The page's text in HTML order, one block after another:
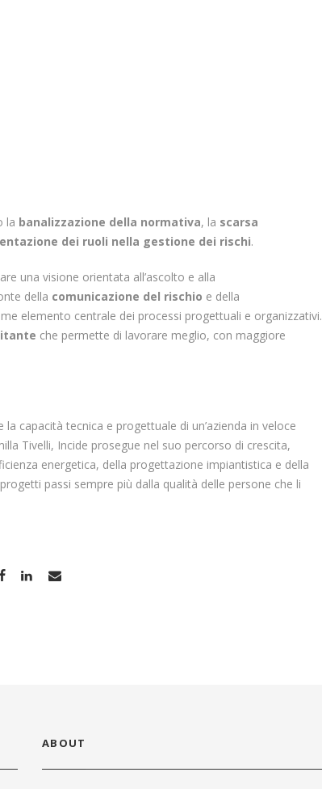
la banalizzazione della normativa, la scarsa
dei ruoli nella gestione dei rischi.
una visione orientata all’ascolto e alla
della comunicazione del rischio e della
elemento centrale dei processi progettuali e organizzativi.
che permette di lavorare meglio, con maggiore
capacità tecnica e progettuale di un’azienda in veloce
Tivelli, Incide prosegue nel suo percorso di crescita,
energetica, della progettazione impiantistica e della
passi sempre più dalla qualità delle persone che li
ABOUT